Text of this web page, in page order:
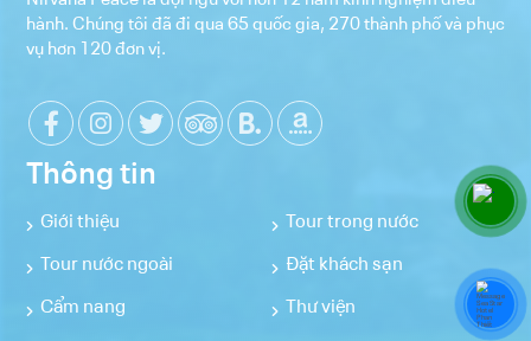
hành. Chúng tôi đã đi qua 65 quốc gia, 270 thành phố và phục
vụ hơn 120 đơn vị.
Thông tin
Giới thiệu Tour trong nước
Tour nước ngoài Đặt khách sạn
Cẩm nang Thư viện